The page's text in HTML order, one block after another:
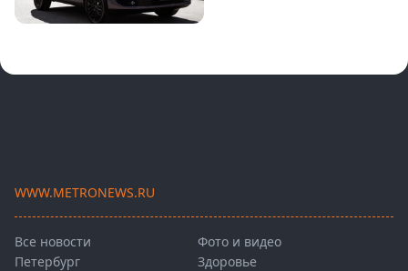
WWW.METRONEWS.RU
Все новости
Петербург
Фото и видео
Здоровье